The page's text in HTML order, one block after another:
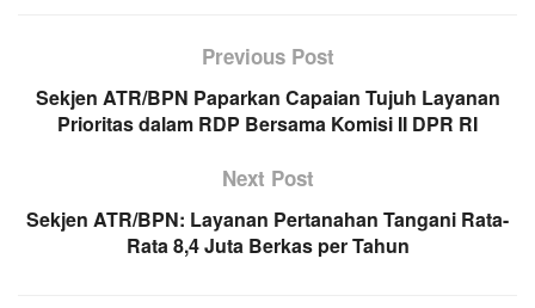
Previous Post
Sekjen ATR/BPN Paparkan Capaian Tujuh Layanan
Prioritas dalam RDP Bersama Komisi II DPR RI
Next Post
Sekjen ATR/BPN: Layanan Pertanahan Tangani Rata-
Rata 8,4 Juta Berkas per Tahun